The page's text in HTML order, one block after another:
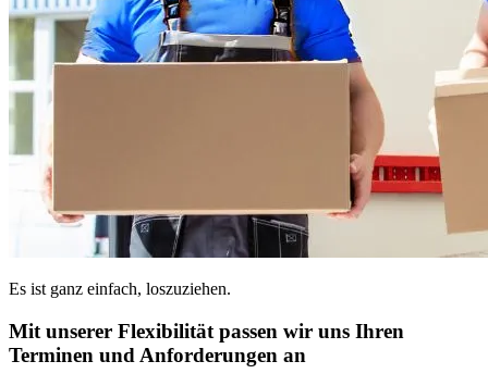
Es ist ganz einfach, loszuziehen.
Mit unserer Flexibilität passen wir uns Ihren
Terminen und Anforderungen an